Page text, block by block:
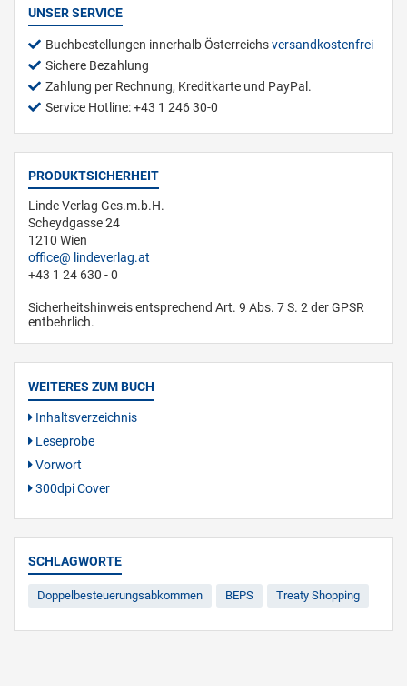
UNSER SERVICE
Buchbestellungen innerhalb Österreichsversandkostenfrei
Sichere Bezahlung
Zahlung per Rechnung, Kreditkarte und PayPal.
Service Hotline: +43 1 246 30-0
PRODUKTSICHERHEIT
Linde Verlag Ges.m.b.H.
Scheydgasse 24
1210 Wien
office
lindeverlag.at
+43 1 24 630 - 0
Sicherheitshinweis entsprechend Art. 9 Abs. 7 S. 2 der GPSR
entbehrlich.
WEITERES ZUM BUCH
Inhaltsverzeichnis
Leseprobe
Vorwort
300dpi Cover
SCHLAGWORTE
Doppelbesteuerungsabkommen BEPS Treaty Shopping